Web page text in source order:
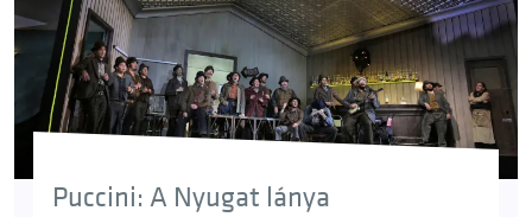
Puccini: A Nyugat lánya